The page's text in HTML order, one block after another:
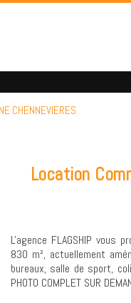
CHENNEVIERES
Location
L'agence FLAGSHIP vous
830 m², actuellement
bureaux, salle de sport,
PHOTO COMPLET SUR